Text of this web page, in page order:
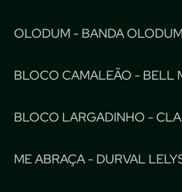
OLODUM - BANDA OLODUM
BLOCO CAMALEÃO - BELL
BLOCO LARGADINHO -
ME ABRAÇA - DURVAL